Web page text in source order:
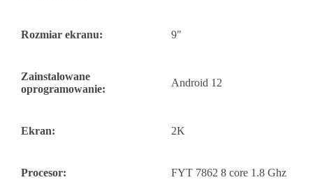
Rozmiar ekranu: 9"
Zainstalowane
oprogramowanie:
Android 12
Ekran: 2K
Procesor: FYT 7862 8 core 1.8 Ghz